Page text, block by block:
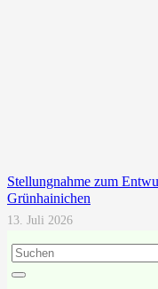
Stellungnahme zum
Grünhainichen
13. Juli 2026